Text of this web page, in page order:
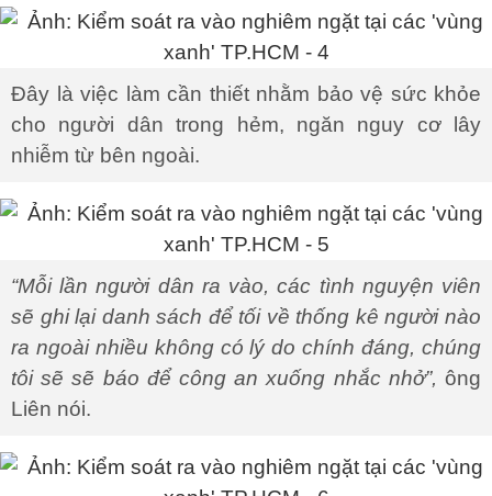
Đây là việc làm cần thiết nhằm bảo vệ sức khỏe
cho người dân trong hẻm, ngăn nguy cơ lây
nhiễm từ bên ngoài.
“Mỗi lần người dân ra vào, các tình nguyện viên
sẽ ghi lại danh sách để tối về thống kê người nào
ra ngoài nhiều không có lý do chính đáng, chúng
tôi sẽ sẽ báo để công an xuống nhắc nhở”, ông
Liên nói.